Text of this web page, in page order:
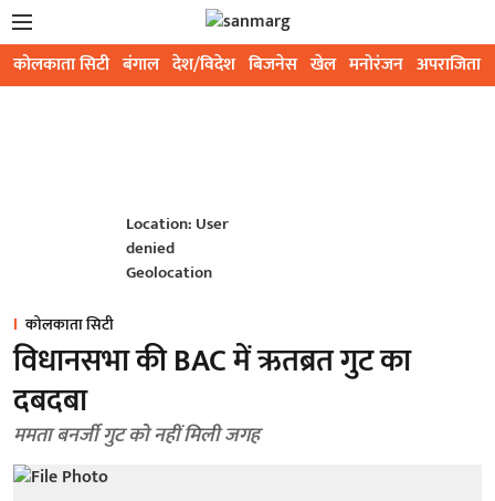
कोलकाता सिटी बंगाल देश/विदेश बिजनेस खेल मनोरंजन अपराजिता
Location: User
denied
Geolocation
कोलकाता सिटी
विधानसभा की BAC में ऋतब्रत गुट का
दबदबा
ममता बनर्जी गुट को नहीं मिली जगह